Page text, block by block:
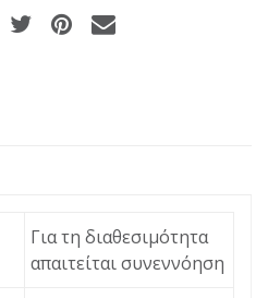
Για τη διαθεσιμότητα
απαιτείται συνεννόηση